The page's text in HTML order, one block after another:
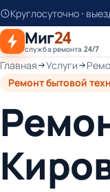
К
основному
контенту
Круглосуточно ·
Миг24
служба ремонта 24/7
Главная Услуги
Ремонт бытовой